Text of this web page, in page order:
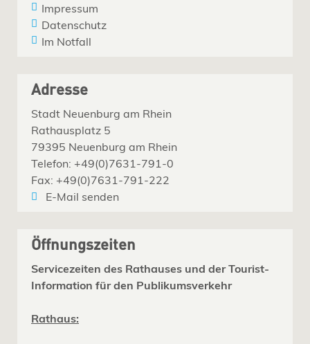
Impressum
Datenschutz
Im Notfall
Adresse
Stadt Neuenburg am Rhein
Rathausplatz 5
79395 Neuenburg am Rhein
Telefon: +49(0)7631-791-0
Fax: +49(0)7631-791-222
E-Mail senden
Öffnungszeiten
Servicezeiten des Rathauses und der Tourist-
Information für den Publikumsverkehr
Rathaus: